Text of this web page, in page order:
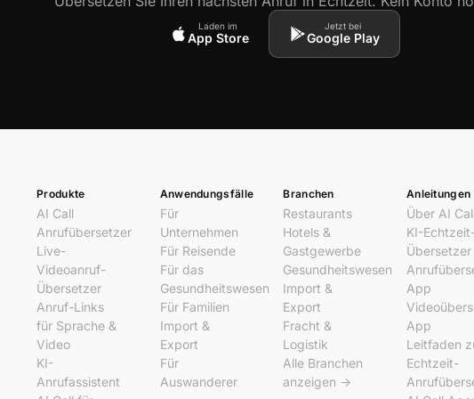
Laden im
App Store
Jetzt bei
Google Play
Produkte
AI Call
Anrufübersetzer
Live-
Videoanruf-
Übersetzer
Anruf-Links
für Sprache &
Video
KI-
Anrufassistent
Anwendungsfälle
Für
Unternehmen
Für Reisende
Für das
Gesundheitswesen
Für Familien
Import &
Export
Für
Auswanderer
Branchen
Restaurants
Hotels &
Gastgewerbe
Gesundheitswesen
Import &
Export
Fracht &
Logistik
Alle Branchen
anzeigen →
Anleitungen
Über AI
KI-
Übersetzer
App
App
Leitfaden
Echtzeit-